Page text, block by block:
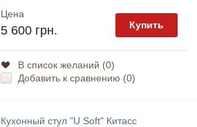
Цена
5 600 грн. Купить
В список желаний (0)
Добавить к сравнению (0)
Кухонный стул "U Soft" Китасс